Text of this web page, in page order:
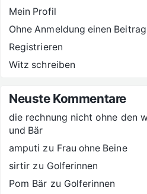
Mein Profil
Ohne Anmeldung einen
Registrieren
Witz schreiben
Neuste Kommentare
die rechnung nicht ohne den
und Bär
amputi zu Frau ohne Beine
sirtir zu Golferinnen
Pom Bär zu Golferinnen